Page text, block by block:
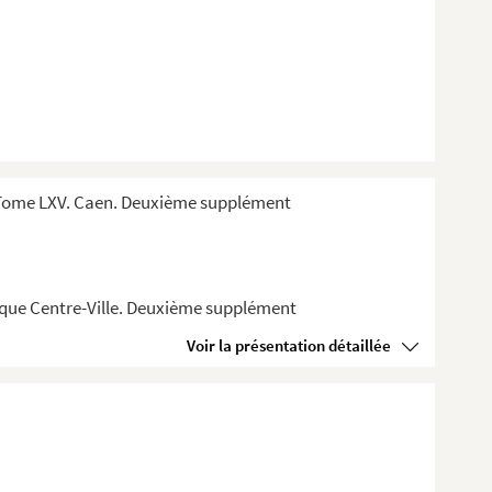
LXV. Caen. Deuxième supplément
Centre-Ville. Deuxième supplément
Voir la présentation détaillée